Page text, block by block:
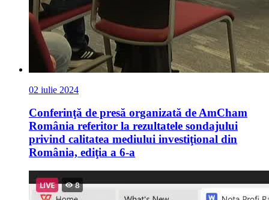
02 iulie 2024
Conferinţă de presă organizată de AmCham
România referitor la rezultatele sondajului
privind calitatea mediului investiţional din
România, ediţia a 6-a